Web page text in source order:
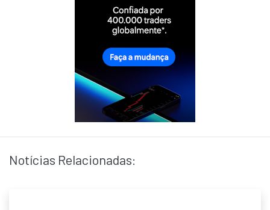
Notícias Relacionadas: